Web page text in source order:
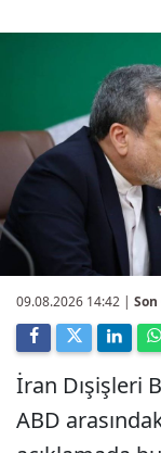
09.08.2026 14:42 |
İran Dışişleri
ABD